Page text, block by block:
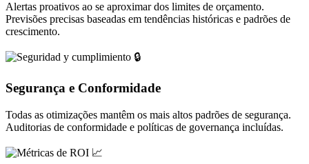
Alertas proativos ao se aproximar dos limites de orçamento.
Previsões precisas baseadas em tendências históricas e padrões de
crescimento.
🔒
Segurança e Conformidade
Todas as otimizações mantêm os mais altos padrões de segurança.
Auditorias de conformidade e políticas de governança incluídas.
📈